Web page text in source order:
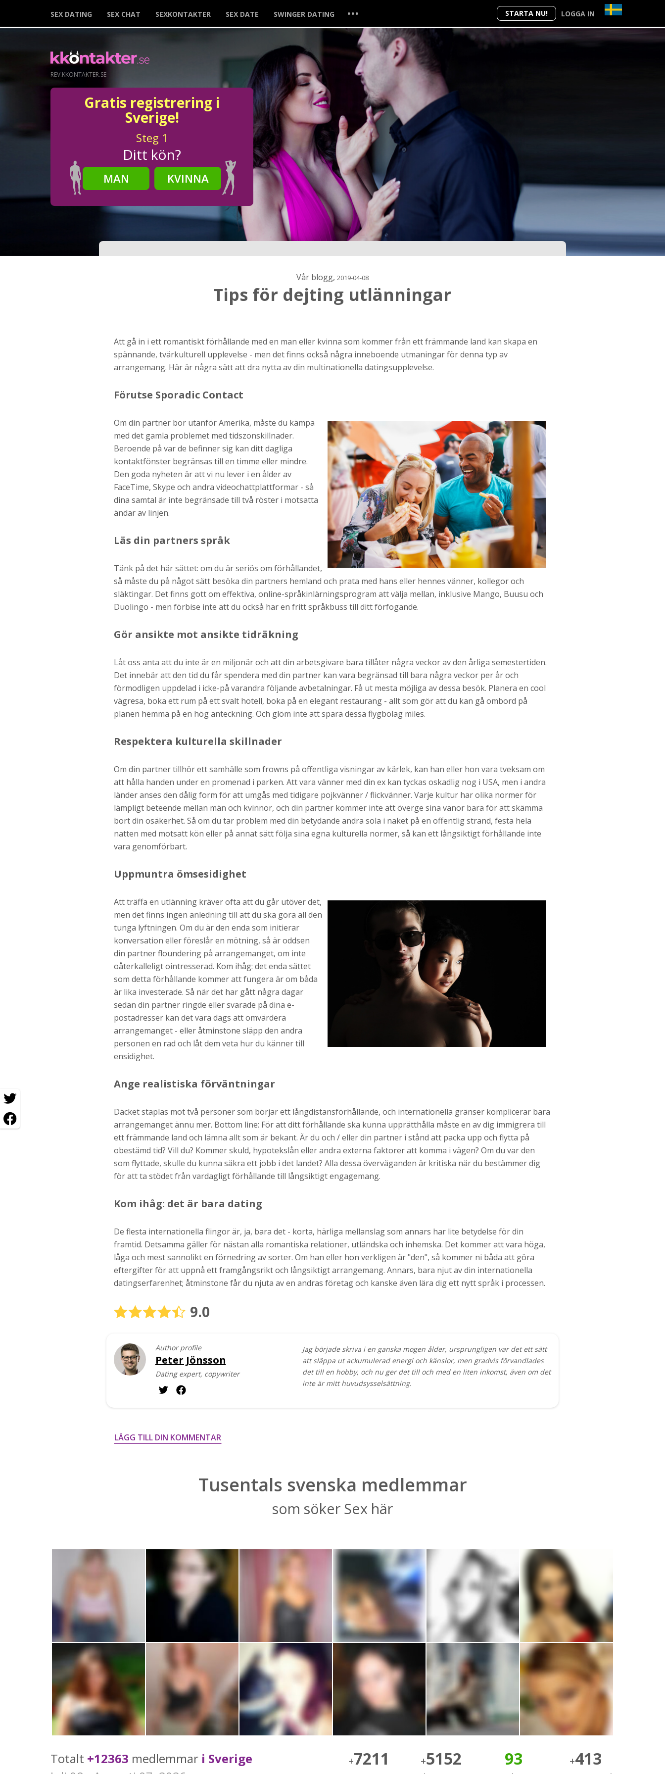
STARTA NU! LOGGA IN
SEX DATING SEX CHAT SEXKONTAKTER SEX DATE SWINGER DATING ...
REV.KKONTAKTER.SE
Gratis registrering i
Sverige!
Steg 1
Ditt kön?
MAN
KVINNA
Steg2
Ditt födelsedatum?
Genom att registrera godkänner jagVillkorenoch
Sekretesspolicyn
information och reklam via e-post från hemsidans
operatörer. Jag kan dra tillbaka godkännande när jag
STARTA NU!
Vår blogg, 2019-04-08
Tips för dejting utlänningar
Att gå in i ett romantiskt förhållande med en man eller kvinna som kommer från ett främmande land kan skapa en
spännande, tvärkulturell upplevelse - men det finns också några inneboende utmaningar för denna typ av
arrangemang. Här är några sätt att dra nytta av din multinationella datingsupplevelse.
Förutse Sporadic Contact
Om din partner bor utanför Amerika, måste du kämpa
med det gamla problemet med tidszonskillnader.
Beroende på var de befinner sig kan ditt dagliga
kontaktfönster begränsas till en timme eller mindre.
Den goda nyheten är att vi nu lever i en ålder av
FaceTime, Skype och andra videochattplattformar - så
dina samtal är inte begränsade till två röster i motsatta
ändar av linjen.
Läs din partners språk
Tänk på det här sättet: om du är seriös om förhållandet,
så måste du på något sätt besöka din partners hemland och prata med hans eller hennes vänner, kollegor och
släktingar. Det finns gott om effektiva, online-språkinlärningsprogram att välja mellan, inklusive Mango, Buusu och
Duolingo - men förbise inte att du också har en fritt språkbuss till ditt förfogande.
Gör ansikte mot ansikte tidräkning
Låt oss anta att du inte är en miljonär och att din arbetsgivare bara tillåter några veckor av den årliga semestertiden.
Det innebär att den tid du får spendera med din partner kan vara begränsad till bara några veckor per år och
förmodligen uppdelad i icke-på varandra följande avbetalningar. Få ut mesta möjliga av dessa besök. Planera en cool
vägresa, boka ett rum på ett svalt hotell, boka på en elegant restaurang - allt som gör att du kan gå ombord på
planen hemma på en hög anteckning. Och glöm inte att spara dessa flygbolag miles.
Respektera kulturella skillnader
Om din partner tillhör ett samhälle som frowns på offentliga visningar av kärlek, kan han eller hon vara tveksam om
att hålla handen under en promenad i parken. Att vara vänner med din ex kan tyckas oskadlig nog i USA, men i andra
länder anses den dålig form för att umgås med tidigare pojkvänner / flickvänner. Varje kultur har olika normer för
lämpligt beteende mellan män och kvinnor, och din partner kommer inte att överge sina vanor bara för att skämma
bort din osäkerhet. Så om du tar problem med din betydande andra sola i naket på en offentlig strand, festa hela
natten med motsatt kön eller på annat sätt följa sina egna kulturella normer, så kan ett långsiktigt förhållande inte
vara genomförbart.
Uppmuntra ömsesidighet
Att träffa en utlänning kräver ofta att du går utöver det,
men det finns ingen anledning till att du ska göra all den
tunga lyftningen. Om du är den enda som initierar
konversation eller föreslår en mötning, så är oddsen
din partner floundering på arrangemanget, om inte
oåterkalleligt ointresserad. Kom ihåg: det enda sättet
som detta förhållande kommer att fungera är om båda
är lika investerade. Så när det har gått några dagar
sedan din partner ringde eller svarade på dina e-
postadresser kan det vara dags att omvärdera
arrangemanget - eller åtminstone släpp den andra
personen en rad och låt dem veta hur du känner till
ensidighet.
Ange realistiska förväntningar
Däcket staplas mot två personer som börjar ett långdistansförhållande, och internationella gränser komplicerar bara
arrangemanget ännu mer. Bottom line: För att ditt förhållande ska kunna upprätthålla måste en av dig immigrera till
ett främmande land och lämna allt som är bekant. Är du och / eller din partner i stånd att packa upp och flytta på
obestämd tid? Vill du? Kommer skuld, hypotekslån eller andra externa faktorer att komma i vägen? Om du var den
som flyttade, skulle du kunna säkra ett jobb i det landet? Alla dessa överväganden är kritiska när du bestämmer dig
för att ta stödet från vardagligt förhållande till långsiktigt engagemang.
Kom ihåg: det är bara dating
De flesta internationella flingor är, ja, bara det - korta, härliga mellanslag som annars har lite betydelse för din
framtid. Detsamma gäller för nästan alla romantiska relationer, utländska och inhemska. Det kommer att vara höga,
låga och mest sannolikt en förnedring av sorter. Om han eller hon verkligen är "den", så kommer ni båda att göra
eftergifter för att uppnå ett framgångsrikt och långsiktigt arrangemang. Annars, bara njut av din internationella
datingserfarenhet; åtminstone får du njuta av en andras företag och kanske även lära dig ett nytt språk i processen.
9.0
Author profile
Peter Jönsson
Dating expert, copywriter
Jag började skriva i en ganska mogen ålder, ursprungligen var det ett sätt
att släppa ut ackumulerad energi och känslor, men gradvis förvandlades
det till en hobby, och nu ger det till och med en liten inkomst, även om det
inte är mitt huvudsysselsättning.
LÄGG TILL DIN KOMMENTAR
Tusentals svenska medlemmar
som söker Sex här
Totalt +12363 medlemmar i Sverige
+7211 +5152 93 +413